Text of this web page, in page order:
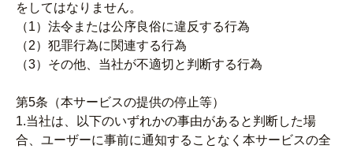
をしてはなりません。
（1）法令または公序良俗に違反する行為
（2）犯罪行為に関連する行為
（3）その他、当社が不適切と判断する行為
第5条（本サービスの提供の停止等）
1.当社は、以下のいずれかの事由があると判断した場
合、ユーザーに事前に通知することなく本サービスの全